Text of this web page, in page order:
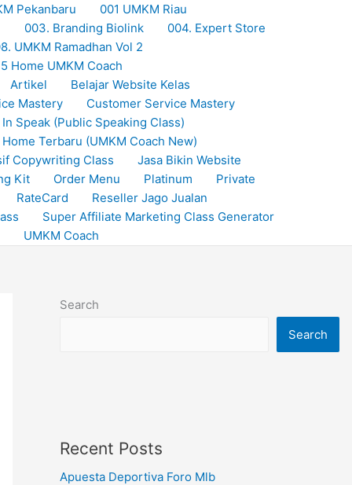
Pekanbaru
001 UMKM Riau
003. Branding Biolink
004. Expert Store
UMKM Ramadhan Vol 2
Home UMKM Coach
Artikel
Belajar Website Kelas
Mastery
Customer Service Mastery
Speak (Public Speaking Class)
Home Terbaru (UMKM Coach New)
Copywriting Class
Jasa Bikin Website
Kit
Order Menu Platinum
Private
RateCard
Reseller Jago Jualan
Super Affiliate Marketing Class Generator
UMKM Coach
Search
Search
Recent Posts
Apuesta Deportiva Foro Mlb